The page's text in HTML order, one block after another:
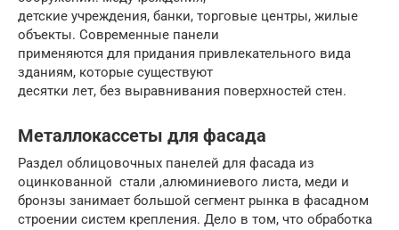
детские учреждения, банки, торговые центры, жилые
объекты. Современные панели
применяются для придания привлекательного вида
зданиям, которые существуют
десятки лет, без выравнивания поверхностей стен.
Металлокассеты для фасада
Раздел облицовочных панелей для фасада из
оцинкованной стали ,алюминиевого листа, меди и
бронзы занимает большой сегмент рынка в фасадном
строении систем крепления. Дело в том, что обработка